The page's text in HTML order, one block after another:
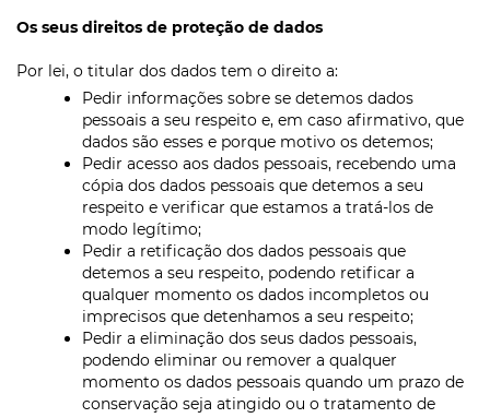
Os seus direitos de proteção de dados
Por lei, o titular dos dados tem o direito a:
Pedir informações sobre se detemos dados
pessoais a seu respeito e, em caso afirmativo, que
dados são esses e porque motivo os detemos;
Pedir acesso aos dados pessoais, recebendo uma
cópia dos dados pessoais que detemos a seu
respeito e verificar que estamos a tratá-los de
modo legítimo;
Pedir a retificação dos dados pessoais que
detemos a seu respeito, podendo retificar a
qualquer momento os dados incompletos ou
imprecisos que detenhamos a seu respeito;
Pedir a eliminação dos seus dados pessoais,
podendo eliminar ou remover a qualquer
momento os dados pessoais quando um prazo de
conservação seja atingido ou o tratamento de